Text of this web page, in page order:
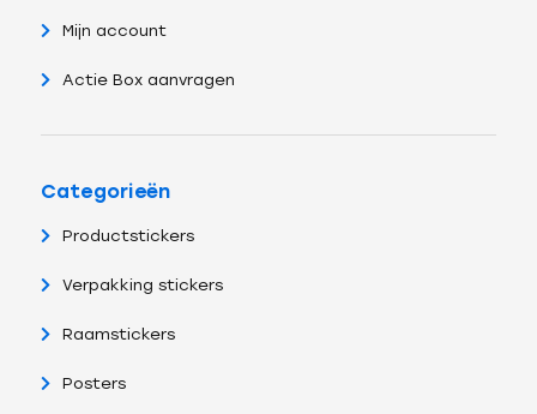
Mijn account
Actie Box aanvragen
Categorieën
Productstickers
Verpakking stickers
Raamstickers
Posters